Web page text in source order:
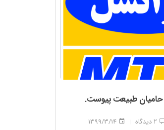
حامیان طبیعت پیوست.
|